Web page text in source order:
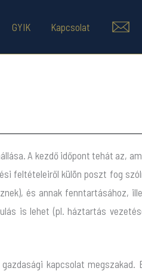
GYIK Kapcsolat
A kezdő időpont tehát az,
feltételeiről külön poszt fog
és annak fenntartásához,
is lehet (pl. háztartás
kapcsolat megszakad.